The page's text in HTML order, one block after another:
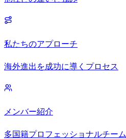
私たちのアプローチ
海外進出を成功に導くプロセス
メンバー紹介
多国籍プロフェッショナルチーム